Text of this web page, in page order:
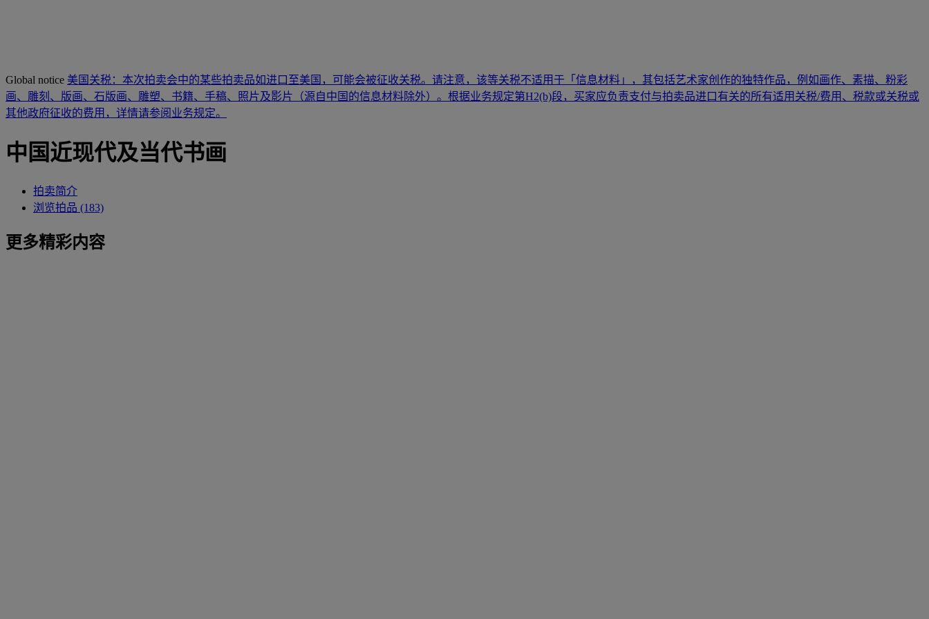
Global notice 美国关税：本次拍卖会中的某些拍卖品如进口至美国，可能会被征收关税。请注意，该等关税不适用于「信息材料」，其包括艺术家创作的独特作品，例如画作、素描、粉彩
画、雕刻、版画、石版画、雕塑、书籍、手稿、照片及影片（源自中国的信息材料除外）。根据业务规定第H2(b)段，买家应负责支付与拍卖品进口有关的所有适用关税/费用、税款或关税或
其他政府征收的费用，详情请参阅业务规定。
中国近现代及当代书画
拍卖简介
浏览拍品 (183)
更多精彩内容